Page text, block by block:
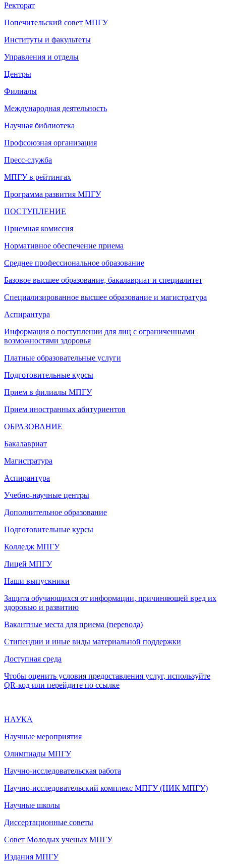
Ректорат
Попечительский совет МПГУ
Институты и факультеты
Управления и отделы
Центры
Филиалы
Международная деятельность
Научная библиотека
Профсоюзная организация
Пресс-служба
МПГУ в рейтингах
Программа развития МПГУ
ПОСТУПЛЕНИЕ
Приемная комиссия
Нормативное обеспечение приема
Среднее профессиональное образование
Базовое высшее образование, бакалавриат и специалитет
Специализированное высшее образование и магистратура
Аспирантура
Информация о поступлении для лиц с ограниченными
возможностями здоровья
Платные образовательные услуги
Подготовительные курсы
Прием в филиалы МПГУ
Прием иностранных абитуриентов
ОБРАЗОВАНИЕ
Бакалавриат
Магистратура
Аспирантура
Учебно-научные центры
Дополнительное образование
Подготовительные курсы
Колледж МПГУ
Лицей МПГУ
Наши выпускники
Защита обучающихся от информации, причиняющей вред их
здоровью и развитию
Вакантные места для приема (перевода)
Стипендии и иные виды материальной поддержки
Доступная среда
Чтобы оценить условия предоставления услуг, используйте
QR-код или перейдите по ссылке
НАУКА
Научные мероприятия
Олимпиады МПГУ
Научно-исследовательская работа
Научно-исследовательский комплекс МПГУ (НИК МПГУ)
Научные школы
Диссертационные советы
Совет Молодых ученых МПГУ
Издания МПГУ